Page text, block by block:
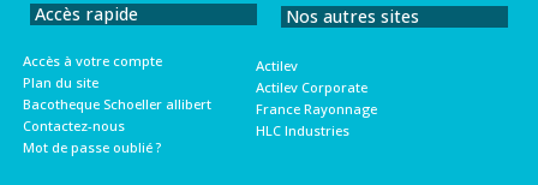
Accès rapide
Accès à votre compte
Plan du site
Bacotheque Schoeller allibert
Contactez-nous
Mot de passe oublié ?
Nos autres sites
Actilev
Actilev Corporate
France Rayonnage
HLC Industries